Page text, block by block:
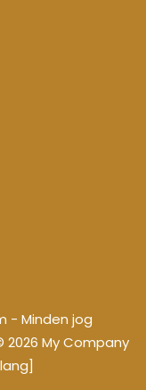
- Minden jog
My Company